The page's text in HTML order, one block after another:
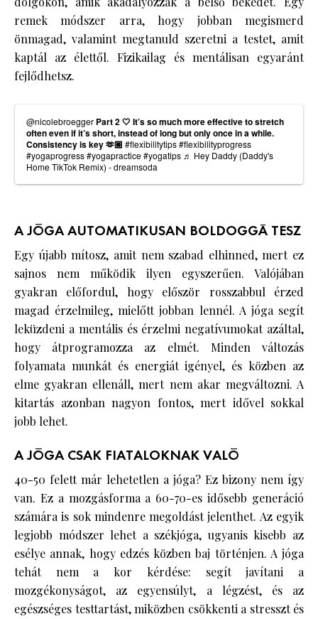
remek módszer arra, hogy jobban megismerd
önmagad, valamint megtanuld szeretni a testet, amit
kaptál az élettől. Fizikailag és mentálisan egyaránt
fejlődhetsz.
@nicolebroegger Part 2 🤍 It’s so much more effective to stretch
often even if it’s short, instead of long but only once in a while.
Consistency is key 🫶🏼 #flexibilitytips#flexibilityprogress
#yogaprogress#yogapractice#yogatips ♬ Hey Daddy (Daddy's
Home TikTok Remix) - dreamsoda
A JÓGA AUTOMATIKUSAN BOLDOGGÁ TESZ
Egy újabb mítosz, amit nem szabad elhinned, mert ez
sajnos nem működik ilyen egyszerűen. Valójában
gyakran előfordul, hogy először rosszabbul érzed
magad érzelmileg, mielőtt jobban lennél. A jóga segít
leküzdeni a mentális és érzelmi negatívumokat azáltal,
hogy átprogramozza az elmét. Minden változás
folyamata munkát és energiát igényel, és közben az
elme gyakran ellenáll, mert nem akar megváltozni. A
kitartás azonban nagyon fontos, mert idővel sokkal
jobb lehet.
A JÓGA CSAK FIATALOKNAK VALÓ
40-50 felett már lehetetlen a jóga? Ez bizony nem így
van. Ez a mozgásforma a 60-70-es idősebb generáció
számára is sok mindenre megoldást jelenthet. Az egyik
legjobb módszer lehet a székjóga, ugyanis kisebb az
esélye annak, hogy edzés közben baj történjen. A jóga
tehát nem a kor kérdése: segít javítani a
mozgékonyságot, az egyensúlyt, a légzést, és az
egészséges testtartást, miközben csökkenti a stresszt és